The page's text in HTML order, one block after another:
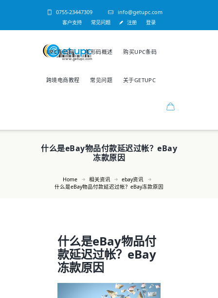
0755-23447309 info@getupc.com
客户支持 常见问题 注册 登录
UPC条码网 条形码概述 购买UPC条码
跨境电商教程 常见问题 关于GETUPC
什么是eBay物品付款延迟过帐？eBay
冻款原因
Home 相关资讯
ebay资讯
什么是eBay物品付款延迟过帐？eBay冻款原因
什么是eBay物品付
款延迟过帐？eBay
冻款原因